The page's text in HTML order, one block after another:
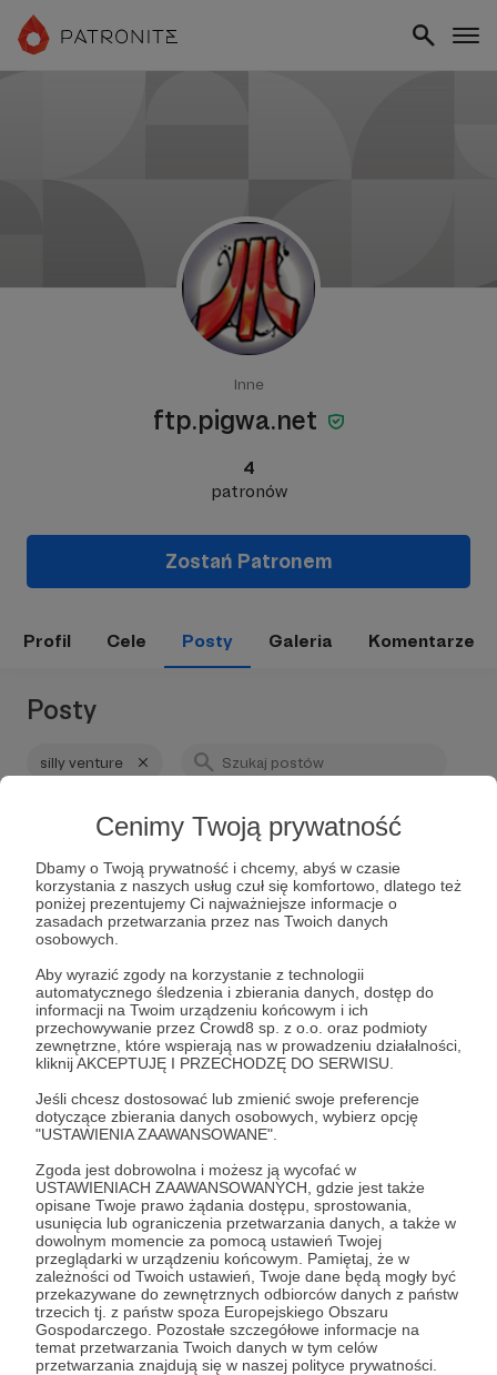
Cenimy Twoją prywatność
Dbamy o Twoją prywatność i chcemy, abyś w czasie
korzystania z naszych usług czuł się komfortowo, dlatego też
poniżej prezentujemy Ci najważniejsze informacje o
zasadach przetwarzania przez nas Twoich danych
osobowych.
Aby wyrazić zgody na korzystanie z technologii
automatycznego śledzenia i zbierania danych, dostęp do
informacji na Twoim urządzeniu końcowym i ich
przechowywanie przez Crowd8 sp. z o.o. oraz podmioty
zewnętrzne, które wspierają nas w prowadzeniu działalności,
kliknij AKCEPTUJĘ I PRZECHODZĘ DO SERWISU.
Jeśli chcesz dostosować lub zmienić swoje preferencje
dotyczące zbierania danych osobowych, wybierz opcję
"USTAWIENIA ZAAWANSOWANE".
Zgoda jest dobrowolna i możesz ją wycofać w
USTAWIENIACH ZAAWANSOWANYCH, gdzie jest także
opisane Twoje prawo żądania dostępu, sprostowania,
usunięcia lub ograniczenia przetwarzania danych, a także w
dowolnym momencie za pomocą ustawień Twojej
przeglądarki w urządzeniu końcowym. Pamiętaj, że w
zależności od Twoich ustawień, Twoje dane będą mogły być
przekazywane do zewnętrznych odbiorców danych z państw
trzecich tj. z państw spoza Europejskiego Obszaru
Gospodarczego. Pozostałe szczegółowe informacje na
temat przetwarzania Twoich danych w tym celów
przetwarzania znajdują się w naszej polityce prywatności.
Inne
ftp.pigwa.net
4
patronów
Zostań Patronem
Profil Cele Posty Galeria Komentarze
Posty
silly venture
03.12.2019 ● Brak komentarzy
Spotkanie z naszą ekipą
Spotkajmy się na Silly Venture!
spotkanie silly venture atari